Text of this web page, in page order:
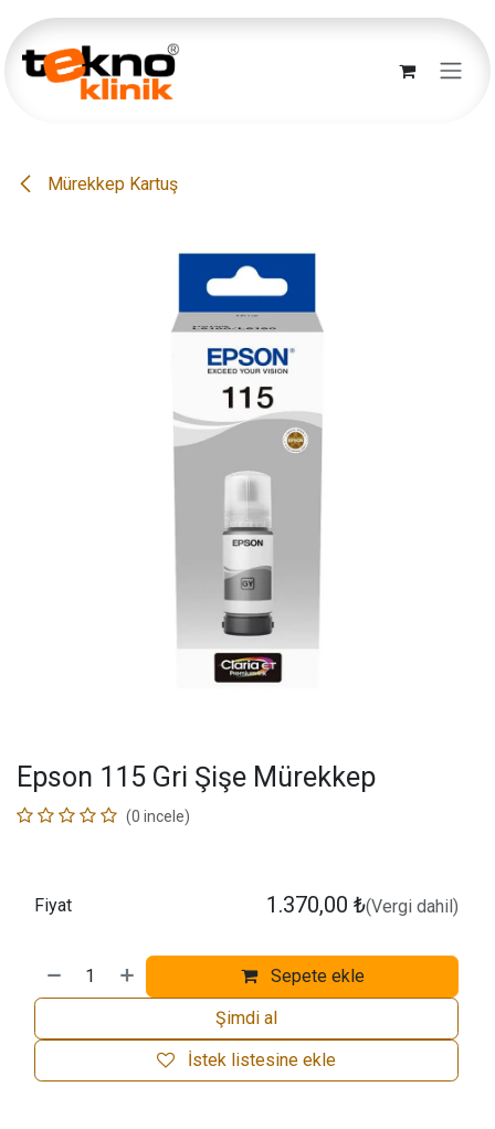
Mürekkep Kartuş
Epson 115 Gri Şişe Mürekkep
(0 incele)
Sepete ekle
Şimdi al
İstek listesine ekle
Fiyat 1.370,00 ₺(Vergi dahil)